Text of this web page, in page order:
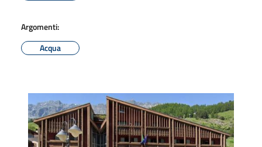
Argomenti:
Acqua